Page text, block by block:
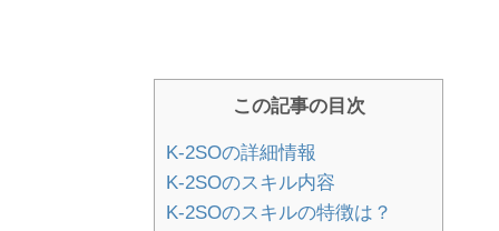
この記事の目次
K-2SOの詳細情報
K-2SOのスキル内容
K-2SOのスキルの特徴は？